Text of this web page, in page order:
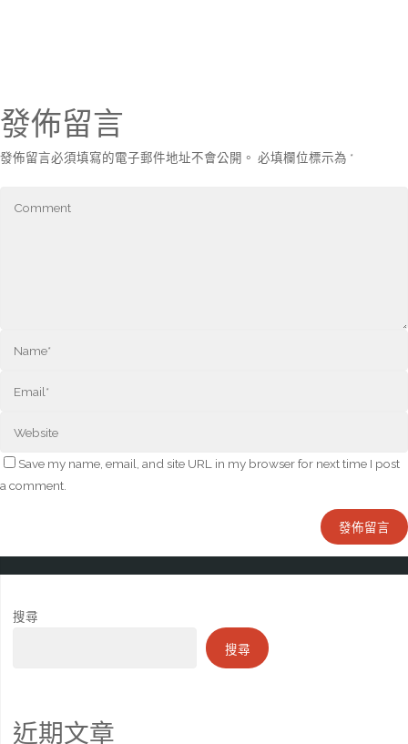
發佈留言
發佈留言必須填寫的電子郵件地址不會公開。 必填欄位標示為 *
Save my name, email, and site URL in my browser for next time I post
a comment.
搜尋
搜尋
近期文章